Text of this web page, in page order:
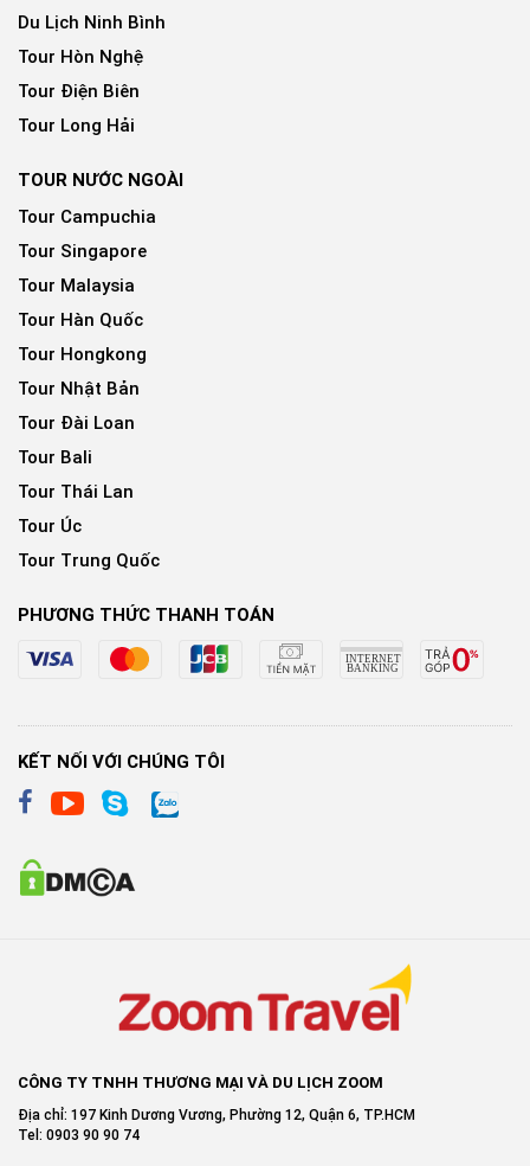
Du Lịch Ninh Bình
Tour Hòn Nghệ
Tour Điện Biên
Tour Long Hải
TOUR NƯỚC NGOÀI
Tour Campuchia
Tour Singapore
Tour Malaysia
Tour Hàn Quốc
Tour Hongkong
Tour Nhật Bản
Tour Đài Loan
Tour Bali
Tour Thái Lan
Tour Úc
Tour Trung Quốc
PHƯƠNG THỨC THANH TOÁN
KẾT NỐI VỚI CHÚNG TÔI
CÔNG TY TNHH THƯƠNG MẠI VÀ DU LỊCH ZOOM
Địa chỉ: 197 Kinh Dương Vương, Phường 12, Quận 6, TP.HCM
Tel: 0903 90 90 74